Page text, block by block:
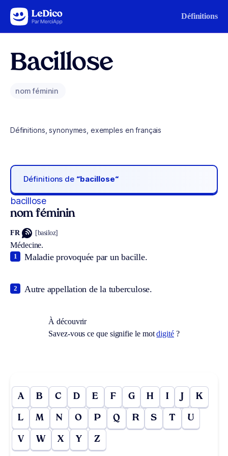
Aller au contenu Définitions
Bacillose
nom féminin
Définitions, synonymes, exemples en français
Définitions de “bacillose“
bacillose
nom féminin
FR [basiloz]
Médecine.
Maladie provoquée par un bacille.
1
Autre appellation de la tuberculose.
2
À découvrir
Savez-vous ce que signifie le motdigité?
A B C D E F G H I J K
L M N O P Q R S T U
V W X Y Z